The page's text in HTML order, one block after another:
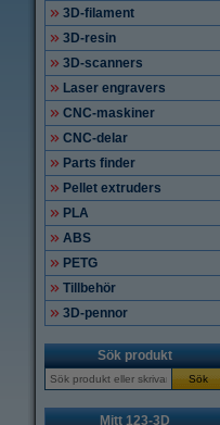
3D-filament
3D-resin
3D-scanners
Laser engravers
CNC-maskiner
CNC-delar
Parts finder
Pellet extruders
PLA
ABS
PETG
Tillbehör
3D-pennor
Sök produkt
Sök
Mitt 123-3D